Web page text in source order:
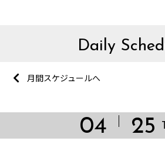
Daily
月間スケジュールへ
04 25